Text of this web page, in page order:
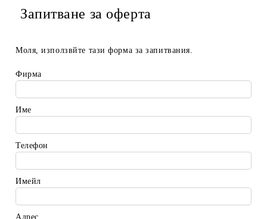
Запитване за оферта
Моля, използвйте тази форма за запитвания.
Фирма
Име
Телефон
Имейл
Адрес